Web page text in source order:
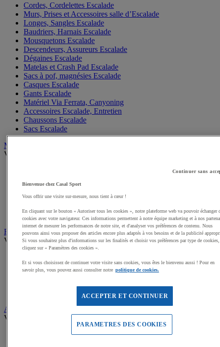
Cordes, Cordelettes Escalade
Murs, Prises et Accessoires salle d’Escalade
Longes, Sangles Escalade
Baudriers, Harnais Escalade
Mousquetons Escalade
Descendeurs, Assureurs Escalade
Dégaines Escalade
Matelas et Crash Pad Escalade
Sacs à pof, magnésies Escalade
Casques Escalade
Gants Escalade
Matériel Via Ferrata, Canyoning
Accessoires Escalade, Entretien
Chaussons Escalade
Sacs Escalade
Mobilité Urbaine
Voir tous les produits
Casques Vélo
Protections Rollers et Skateboards
Râteliers de vélos
Randonnée et Camping
Voir tous les produits
Bâtons de Marche et Randonnée
Couchage Camping
Tentes, Accessoires Camping
Archerie et Tir
Voir tous les produits
Continuer sans
Bienvenue chez Casal Sport
Vous offrir une visite sur-mesure, nous tient à cœur !
En cliquant sur le bouton « Autoriser tous les cookies », notre plateforme web va pouvoir échanger
cookies avec votre navigateur. Ces informations permettent à notre équipe marketing et à nos
internet de mesurer les performances de notre site, et d'analyser vos préférences de contenu. Nous
pouvons ainsi vous proposer des articles encore plus adaptés à vos besoins et de la publicité
Si vous souhaitez plus d'informations sur les finalités et choisir vos préférences par type de cookies,
cliquez sur « Paramètres des cookies ».
Et si vous choisissez de continuer votre visite sans cookies, vous êtes le bienvenu aussi ! Pour en
savoir plus, vous pouvez aussi consulter notre politique de cookies.
ACCEPTER ET CONTINUER
PARAMETRES DES COOKIES